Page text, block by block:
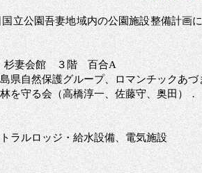
立公園吾妻地域内の公園施設整備計画
杉妻会館 ３階 百合A
県自然保護グループ、ロマンチックあ
を守る会（高橋淳一、佐藤守、奥田）．
ラルロッジ・給水設備、電気施設